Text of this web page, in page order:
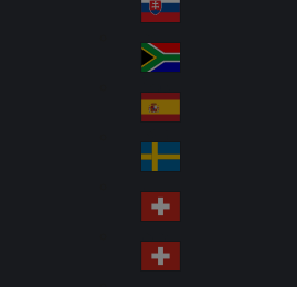
an
d
Slo
va
kia
So
uth
Af
ric
a
Sp
ain
Sw
ed
en
Sw
itz